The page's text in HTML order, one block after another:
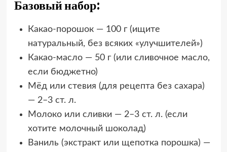
Базовый набор:
Какао-порошок — 100 г (ищите
натуральный, без всяких «улучшителей»)
Какао-масло — 50 г (или сливочное масло,
если бюджетно)
Мёд или стевия (для рецепта без сахара)
— 2–3 ст. л.
Молоко или сливки — 2–3 ст. л. (если
хотите молочный шоколад)
Ваниль (экстракт или щепотка порошка) —